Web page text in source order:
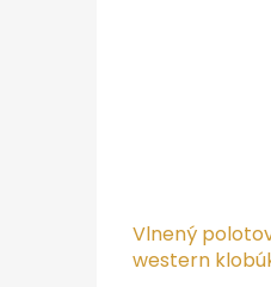
Vlnený
western